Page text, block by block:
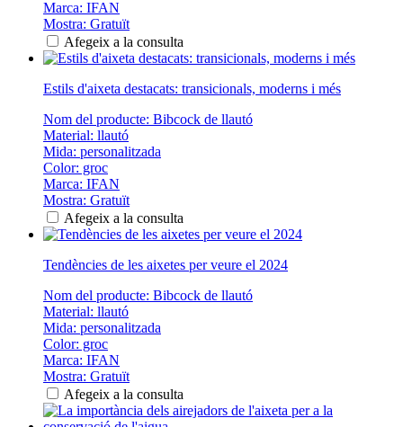
Marca: IFAN
Mostra: Gratuït
Afegeix a la consulta
Estils d'aixeta destacats: transicionals, moderns i més
Nom del producte: Bibcock de llautó
Material: llautó
Mida: personalitzada
Color: groc
Marca: IFAN
Mostra: Gratuït
Afegeix a la consulta
Tendències de les aixetes per veure el 2024
Nom del producte: Bibcock de llautó
Material: llautó
Mida: personalitzada
Color: groc
Marca: IFAN
Mostra: Gratuït
Afegeix a la consulta